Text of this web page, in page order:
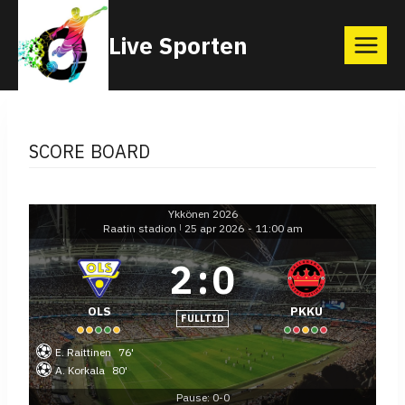
content
Live Sporten
SCORE BOARD
Ykkönen 2026
Raatin stadion | 25 apr 2026 - 11:00 am
OLS
2:0
FULLTID PKKU
E. Raittinen 76'
A. Korkala 80'
Pause: 0-0